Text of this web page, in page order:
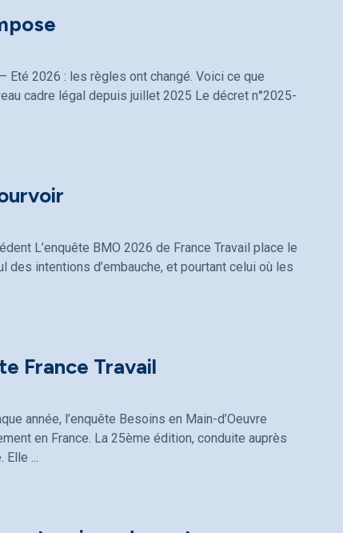
Eté 2026 : les règles ont changé. Voici ce que
cadre légal depuis juillet 2025 Le décret n°2025-
L’enquête BMO 2026 de France Travail place le
intentions d’embauche, et pourtant celui où les
France Travail
année, l’enquête Besoins en Main-d’Oeuvre
en France. La 25ème édition, conduite auprès
Elle